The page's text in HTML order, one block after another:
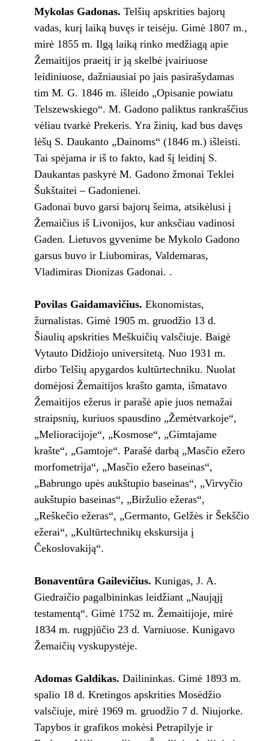
Mykolas Gadonas. Telšių apskrities bajorų
vadas, kurį laiką buvęs ir teisėju. Gimė 1807 m.,
mirė 1855 m. Ilgą laiką rinko medžiagą apie
Žemaitijos praeitį ir ją skelbė įvairiuose
leidiniuose, dažniausiai po jais pasirašydamas
tim M. G. 1846 m. išleido „Opisanie powiatu
Telszewskiego“. M. Gadono paliktus rankraščius
vėliau tvarkė Prekeris. Yra žinių, kad bus davęs
lėšų S. Daukanto „Dainoms“ (1846 m.) išleisti.
Tai spėjama ir iš to fakto, kad šį leidinį S.
Daukantas paskyrė M. Gadono žmonai Teklei
Šukštaitei – Gadonienei.
Gadonai buvo garsi bajorų šeima, atsikėlusi į
Žemaičius iš Livonijos, kur anksčiau vadinosi
Gaden. Lietuvos gyvenime be Mykolo Gadono
garsus buvo ir Liubomiras, Valdemaras,
Vladimiras Dionizas Gadonai. .
Povilas Gaidamavičius. Ekonomistas,
žurnalistas. Gimė 1905 m. gruodžio 13 d.
Šiaulių apskrities Meškuičių valsčiuje. Baigė
Vytauto Didžiojo universitetą. Nuo 1931 m.
dirbo Telšių apygardos kultūrtechniku. Nuolat
domėjosi Žemaitijos krašto gamta, išmatavo
Žemaitijos ežerus ir parašė apie juos nemažai
straipsnių, kuriuos spausdino „Žemėtvarkoje“,
„Melioracijoje“, „Kosmose“, „Gimtajame
krašte“, „Gamtoje“. Parašė darbą „Masčio ežero
morfometrija“, „Masčio ežero baseinas“,
„Babrungo upės aukštupio baseinas“, „Virvyčio
aukštupio baseinas“, „Biržulio ežeras“,
„Reškečio ežeras“, „Germanto, Gelžės ir Šekščio
ežerai“, „Kultūrtechnikų ekskursija į
Čekoslovakiją“.
Bonaventūra Gailevičius. Kunigas, J. A.
Giedraičio pagalbininkas leidžiant „Naująjį
testamentą“. Gimė 1752 m. Žemaitijoje, mirė
1834 m. rugpjūčio 23 d. Varniuose. Kunigavo
Žemaičių vyskupystėje.
Adomas Galdikas. Dailininkas. Gimė 1893 m.
spalio 18 d. Kretingos apskrities Mosėdžio
valsčiuje, mirė 1969 m. gruodžio 7 d. Niujorke.
Tapybos ir grafikos mokėsi Petrapilyje ir